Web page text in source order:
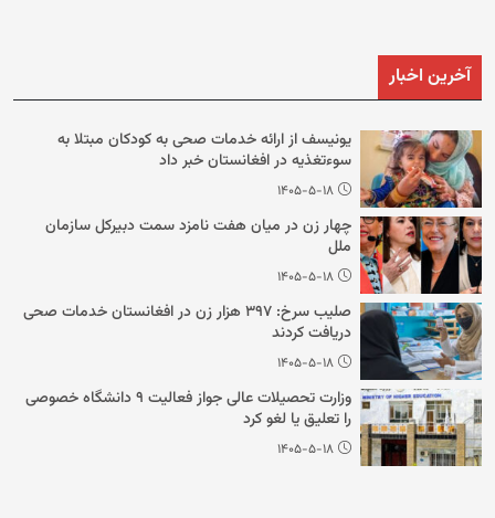
آخرین اخبار
یونیسف از ارائه خدمات صحی به کودکان مبتلا به
سوءتغذیه در افغانستان خبر داد
۱۴۰۵-۵-۱۸
چهار زن در میان هفت نامزد سمت دبیرکل سازمان
ملل
۱۴۰۵-۵-۱۸
صلیب سرخ: ۳۹۷ هزار زن در افغانستان خدمات صحی
دریافت کردند
۱۴۰۵-۵-۱۸
وزارت تحصیلات عالی جواز فعالیت ۹ دانشگاه خصوصی
را تعلیق یا لغو کرد
۱۴۰۵-۵-۱۸